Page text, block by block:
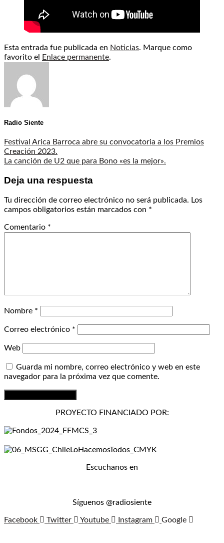
Esta entrada fue publicada en Noticias. Marque como
favorito el
Enlace permanente.
Radio Siente
Festival Arica Barroca abre su convocatoria a los Premios
Creación 2023.
La canción de U2 que para Bono «es la mejor».
Deja una respuesta
Tu dirección de correo electrónico no será publicada. Los
campos obligatorios están marcados con *
Comentario *
Nombre *
Correo electrónico *
Web
Guarda mi nombre, correo electrónico y web en este
navegador para la próxima vez que comente.
PROYECTO FINANCIADO POR:
Escuchanos en
Síguenos @radiosiente
Facebook Twitter Youtube Instagram Google